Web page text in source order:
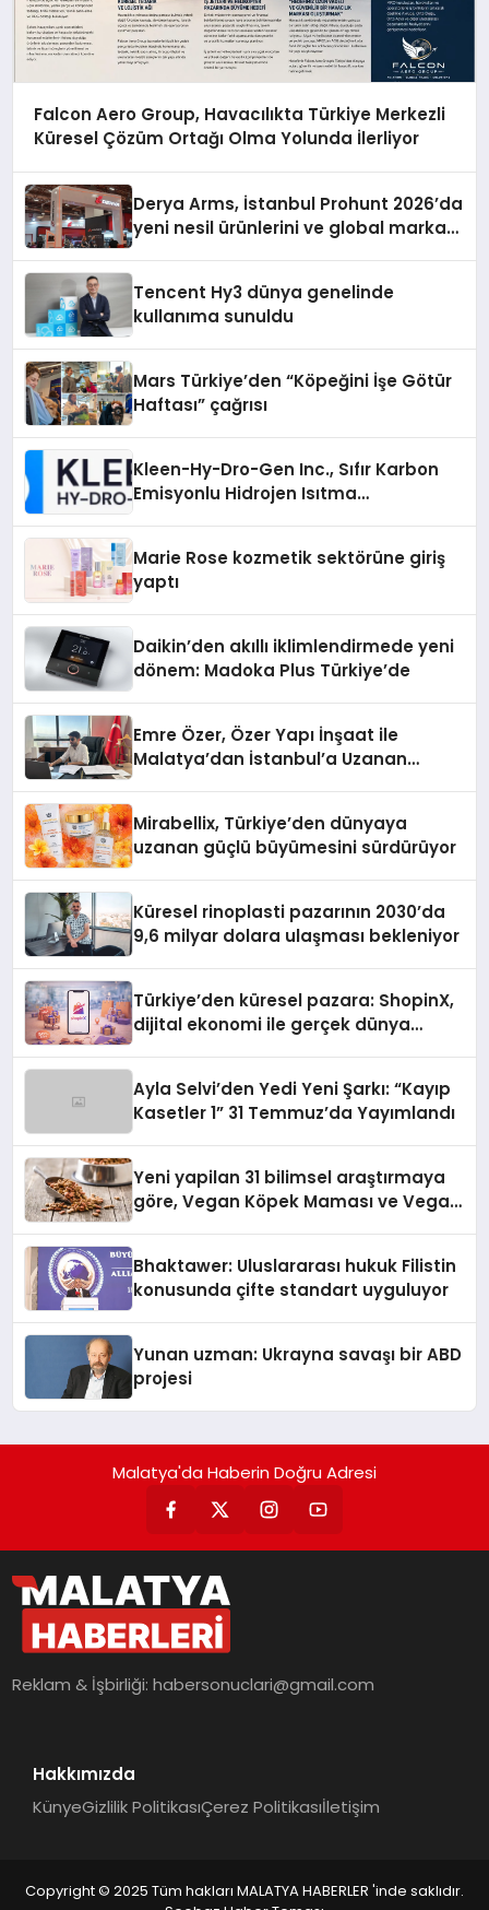
Falcon Aero Group, Havacılıkta Türkiye Merkezli
Küresel Çözüm Ortağı Olma Yolunda İlerliyor
Derya Arms, İstanbul Prohunt 2026’da
yeni nesil ürünlerini ve global marka
Tencent Hy3 dünya genelinde
kullanıma sunuldu
Mars Türkiye’den “Köpeğini İşe Götür
Haftası” çağrısı
Kleen-Hy-Dro-Gen Inc., Sıfır Karbon
Emisyonlu Hidrojen Isıtma
Marie Rose kozmetik sektörüne giriş
yaptı
Daikin’den akıllı iklimlendirmede yeni
dönem: Madoka Plus Türkiye’de
Emre Özer, Özer Yapı İnşaat ile
Malatya’dan İstanbul’a Uzanan
Mirabellix, Türkiye’den dünyaya
uzanan güçlü büyümesini sürdürüyor
Küresel rinoplasti pazarının 2030’da
9,6 milyar dolara ulaşması bekleniyor
Türkiye’den küresel pazara: ShopinX,
dijital ekonomi ile gerçek dünya
Ayla Selvi’den Yedi Yeni Şarkı: “Kayıp
Kasetler 1” 31 Temmuz’da Yayımlandı
Yeni yapilan 31 bilimsel araştırmaya
göre, Vegan Köpek Maması ve Vegan
Bhaktawer: Uluslararası hukuk Filistin
konusunda çifte standart uyguluyor
Yunan uzman: Ukrayna savaşı bir ABD
projesi
Malatya'da Haberin Doğru Adresi
Reklam & İşbirliği:habersonuclari@gmail.com
Hakkımızda
KünyeGizlilik PolitikasıÇerez Politikasıİletişim
Copyright © 2025 Tüm hakları MALATYA HABERLER 'inde saklıdır.